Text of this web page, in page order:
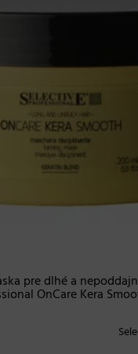
​​pre dlhé a
OnCare Kera